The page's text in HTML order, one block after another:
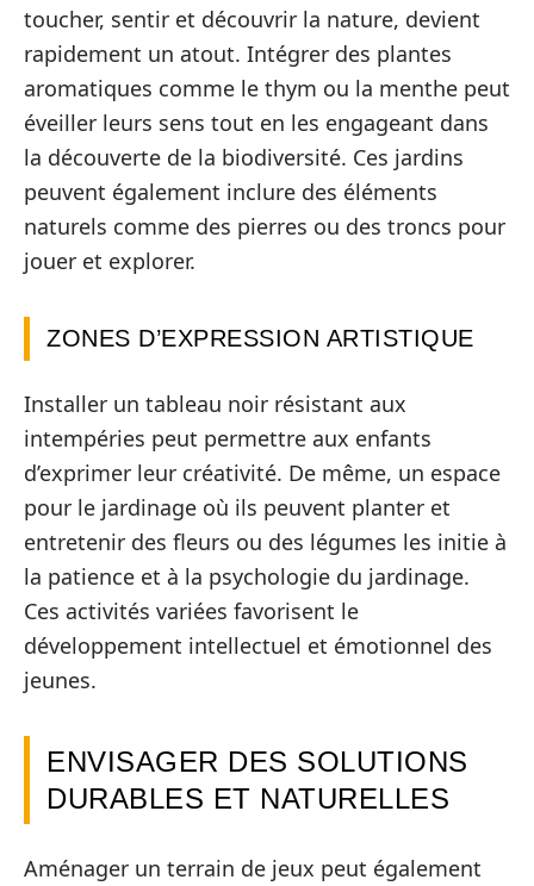
toucher, sentir et découvrir la nature, devient
rapidement un atout. Intégrer des plantes
aromatiques comme le thym ou la menthe peut
éveiller leurs sens tout en les engageant dans
la découverte de la biodiversité. Ces jardins
peuvent également inclure des éléments
naturels comme des pierres ou des troncs pour
jouer et explorer.
ZONES D’EXPRESSION ARTISTIQUE
Installer un tableau noir résistant aux
intempéries peut permettre aux enfants
d’exprimer leur créativité. De même, un espace
pour le jardinage où ils peuvent planter et
entretenir des fleurs ou des légumes les initie à
la patience et à la psychologie du jardinage.
Ces activités variées favorisent le
développement intellectuel et émotionnel des
jeunes.
ENVISAGER DES SOLUTIONS
DURABLES ET NATURELLES
Aménager un terrain de jeux peut également